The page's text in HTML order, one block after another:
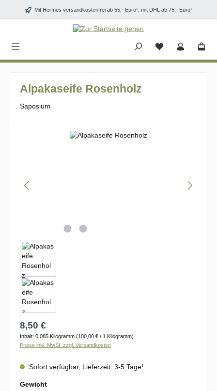
Zum Hauptinhalt springen
Mit Hermes versandkostenfrei ab 55,- Euro¹, mit DHL ab 75,- Euro¹
Alpakaseife Rosenholz
Saposium
Bildergalerie überspringen
Regulärer Preis:
8,50 €
Inhalt: 0.085 Kilogramm (100,00 € / 1 Kilogramm)
Preise inkl. MwSt. zzgl. Versandkosten
Sofort verfügbar, Lieferzeit: 3-5 Tage¹
Gewichtauswählen